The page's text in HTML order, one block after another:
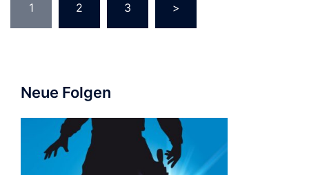
der
Beiträge
1 2 3 >
Neue Folgen